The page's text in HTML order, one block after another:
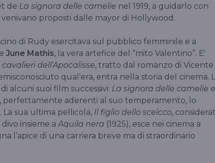
de La signora delle camelie nel 1919, a guidarlo con
proposti dalle mayor di Hollywood.
di Rudy esercitava sul pubblico femminile e a
June Mathis, la vera artefice del “mito Valentino”. E'
dell’Apocalisse, tratto dal romanzo di Vicente
qual'era, entra nella storia del cinema.
alcuni suoi film successivi: La signora delle camelie e
perfettamente aderenti al suo temperamento, lo
sua ultima pellicola, Il figlio dello sceicco,
insieme aAquila nera (1925), esce nei cinema a
l’apice di una carriera breve ma di straordinario